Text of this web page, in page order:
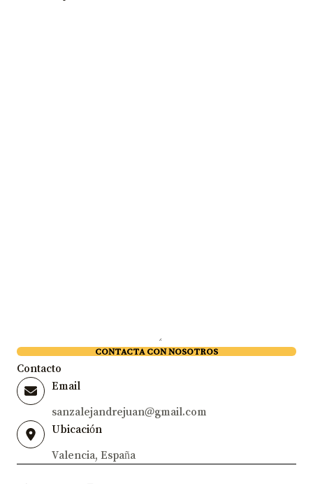
CONTACTA CON NOSOTROS
Contacto
Email
sanzalejandrejuan@gmail.com
Ubicación
Valencia, España